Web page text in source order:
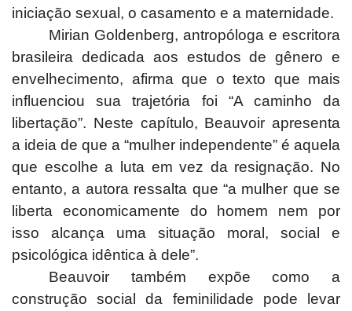
iniciação sexual, o casamento e a maternidade.
Mirian Goldenberg, antropóloga e escritora
brasileira dedicada aos estudos de gênero e
envelhecimento, afirma que o texto que mais
influenciou sua trajetória foi “A caminho da
libertação”. Neste capítulo, Beauvoir apresenta
a ideia de que a “mulher independente” é aquela
que escolhe a luta em vez da resignação. No
entanto, a autora ressalta que “a mulher que se
liberta economicamente do homem nem por
isso alcança uma situação moral, social e
psicológica idêntica à dele”.
Beauvoir também expõe como a
construção social da feminilidade pode levar